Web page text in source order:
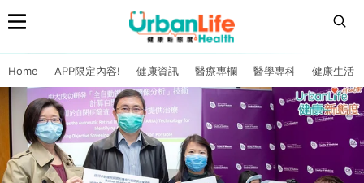
Home APP限定內容! 健康資訊 醫療專欄 醫學專科 健康生活